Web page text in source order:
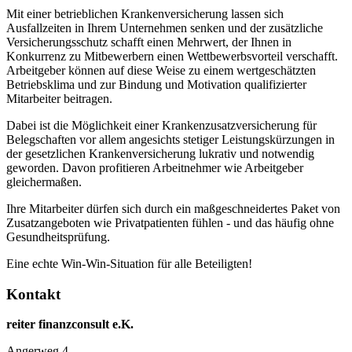
Mit einer betrieblichen Krankenversicherung lassen sich
Ausfallzeiten in Ihrem Unternehmen senken und der zusätzliche
Versicherungsschutz schafft einen Mehrwert, der Ihnen in
Konkurrenz zu Mitbewerbern einen Wettbewerbsvorteil verschafft.
Arbeitgeber können auf diese Weise zu einem wertgeschätzten
Betriebsklima und zur Bindung und Motivation qualifizierter
Mitarbeiter beitragen.
Dabei ist die Möglichkeit einer Krankenzusatzversicherung für
Belegschaften vor allem angesichts stetiger Leistungskürzungen in
der gesetzlichen Krankenversicherung lukrativ und notwendig
geworden. Davon profitieren Arbeitnehmer wie Arbeitgeber
gleichermaßen.
Ihre Mitarbeiter dürfen sich durch ein maßgeschneidertes Paket von
Zusatzangeboten wie Privatpatienten fühlen - und das häufig ohne
Gesundheitsprüfung.
Eine echte Win-Win-Situation für alle Beteiligten!
Kontakt
reiter finanzconsult e.K.